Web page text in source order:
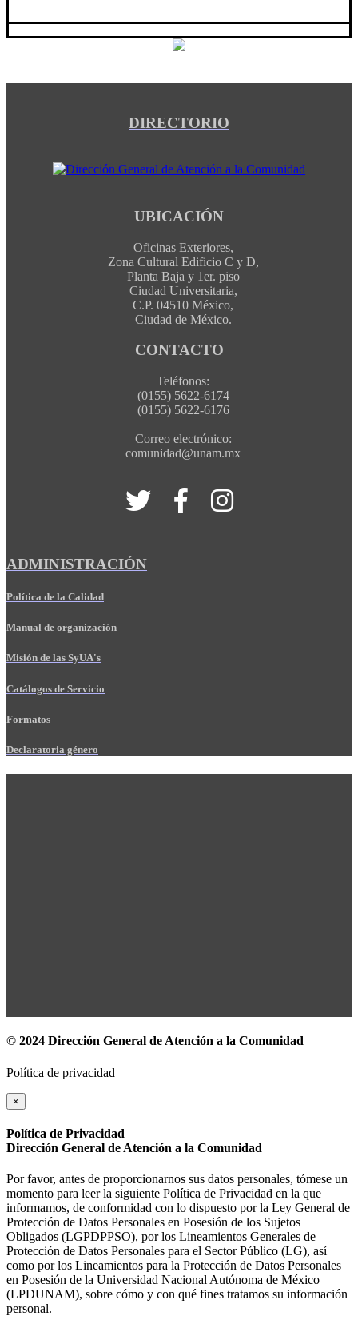
DIRECTORIO
UBICACIÓN
Oficinas Exteriores,
Zona Cultural Edificio C y D,
Planta Baja y 1er. piso
Ciudad Universitaria,
C.P. 04510 México,
Ciudad de México.
CONTACTO
Teléfonos:
(0155) 5622-6174
(0155) 5622-6176
Correo electrónico:
comunidad@unam.mx
ADMINISTRACIÓN
Política de la Calidad
Manual de organización
Misión de las SyUA's
Catálogos de Servicio
Formatos
Declaratoria género
© 2024 Dirección General de Atención a la Comunidad
Política de privacidad
×
Política de Privacidad
Dirección General de Atención a la Comunidad
Por favor, antes de proporcionarnos sus datos personales, tómese un
momento para leer la siguiente Política de Privacidad en la que
informamos, de conformidad con lo dispuesto por la Ley General de
Protección de Datos Personales en Posesión de los Sujetos
Obligados (LGPDPPSO), por los Lineamientos Generales de
Protección de Datos Personales para el Sector Público (LG), así
como por los Lineamientos para la Protección de Datos Personales
en Posesión de la Universidad Nacional Autónoma de México
(LPDUNAM), sobre cómo y con qué fines tratamos su información
personal.